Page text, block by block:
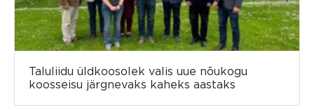
Taluliidu üldkoosolek valis uue nõukogu
koosseisu järgnevaks kaheks aastaks